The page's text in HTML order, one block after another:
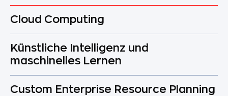
Cloud Computing
Künstliche Intelligenz und
maschinelles Lernen
Custom Enterprise Resource Planning